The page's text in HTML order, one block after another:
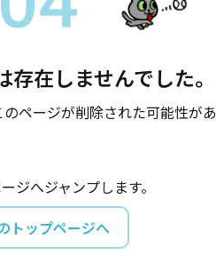
在しませんでした。
ページが削除された可能性があ
ジへジャンプします。
トップページへ